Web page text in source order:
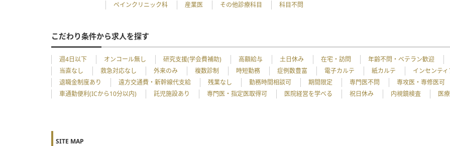
ペインクリニック科
産業医 その他診療科目 科目不問
こだわり条件から求人を探す
週4日以下 オンコール無し 研究支援(学会費補助) 高額給与 土日休み 在宅・訪問 年齢不問・ベテラン歓迎
当直なし
救急対応なし 外来のみ 複数診制 時短勤務 症例数豊富 電子カルテ 紙カルテ インセンティ
退職金制度あり
遠方交通費・新幹線代支給 残業なし 勤務時間相談可 期間限定 専門医不問 専攻医・専修医可
車通勤便利(ICから10分以内)
託児施設あり 専門医・指定医取得可 医院経営を学べる 祝日休み 内視鏡検査 医
SITE MAP